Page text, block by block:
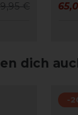
€
dich
-